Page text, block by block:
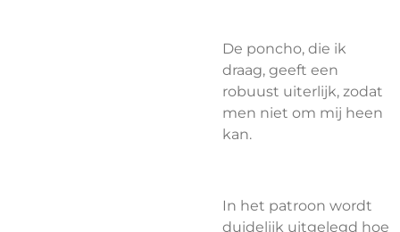
De poncho, die ik
draag, geeft een
robuust uiterlijk, zodat
men niet om mij heen
kan.
In het patroon wordt
duidelijk uitgelegd hoe